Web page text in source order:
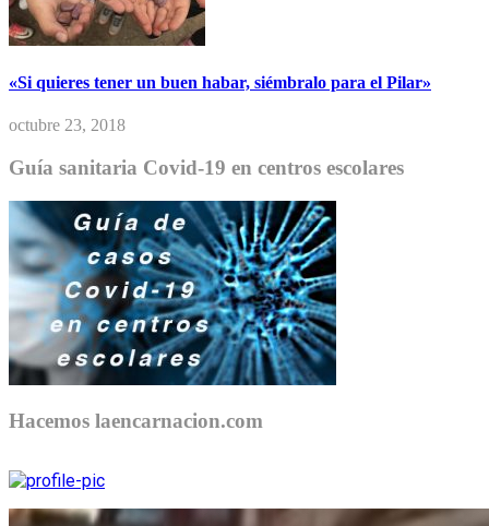
«Si quieres tener un buen habar, siémbralo para el Pilar»
octubre 23, 2018
Guía sanitaria Covid-19 en centros escolares
Hacemos laencarnacion.com